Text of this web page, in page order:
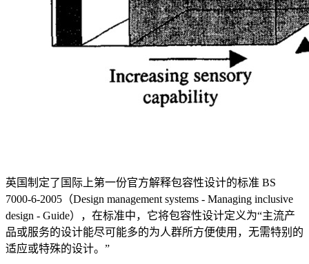
英国制定了国际上第一份官方解释包容性设计的标准 BS
7000-6-2005（Design management systems - Managing inclusive
design - Guide），在标准中，它将包容性设计定义为“主流产
品或服务的设计能尽可能多的为人群所方便使用，无需特别的
适应或特殊的设计。”